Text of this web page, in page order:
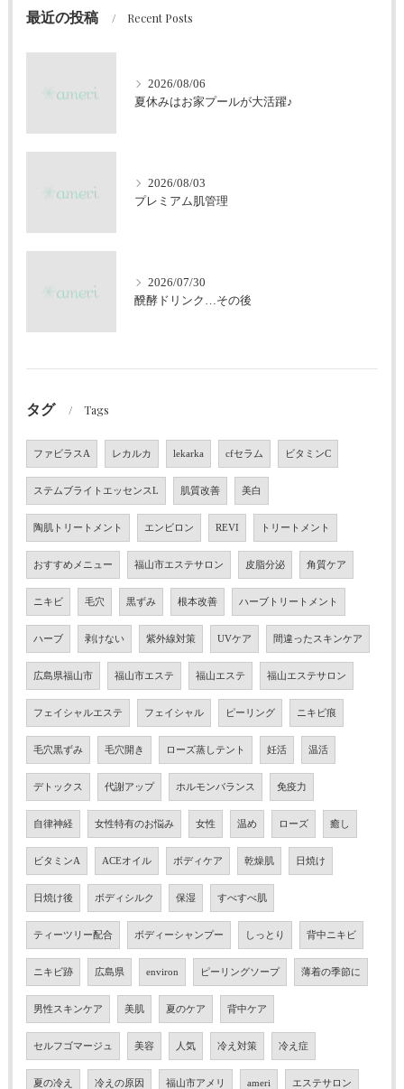
最近の投稿 Recent Posts
2026/08/06
夏休みはお家プールが大活躍♪
2026/08/03
プレミアム肌管理
2026/07/30
醗酵ドリンク…その後
タグ Tags
ファビラスA レカルカ lekarka cfセラム ビタミンC
ステムブライトエッセンスL 肌質改善 美白
陶肌トリートメント エンビロン REVI トリートメント
おすすめメニュー 福山市エステサロン 皮脂分泌 角質ケア
ニキビ 毛穴 黒ずみ 根本改善 ハーブトリートメント
ハーブ 剥けない 紫外線対策 UVケア 間違ったスキンケア
広島県福山市 福山市エステ 福山エステ 福山エステサロン
フェイシャルエステ フェイシャル ピーリング ニキビ痕
毛穴黒ずみ 毛穴開き ローズ蒸しテント 妊活 温活
デトックス 代謝アップ ホルモンバランス 免疫力
自律神経 女性特有のお悩み 女性 温め ローズ 癒し
ビタミンA ACEオイル ボディケア 乾燥肌 日焼け
日焼け後 ボディシルク 保湿 すべすべ肌
ティーツリー配合 ボディーシャンプー しっとり 背中ニキビ
ニキビ跡 広島県 environ ピーリングソープ 薄着の季節に
男性スキンケア 美肌 夏のケア 背中ケア
セルフゴマージュ 美容 人気 冷え対策 冷え症
夏の冷え 冷えの原因 福山市アメリ ameri エステサロン